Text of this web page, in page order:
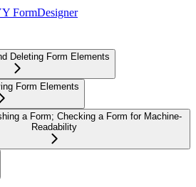
FormDesigner
Deleting Form Elements
Form Elements
a Form; Checking a Form for Machine-
Readability